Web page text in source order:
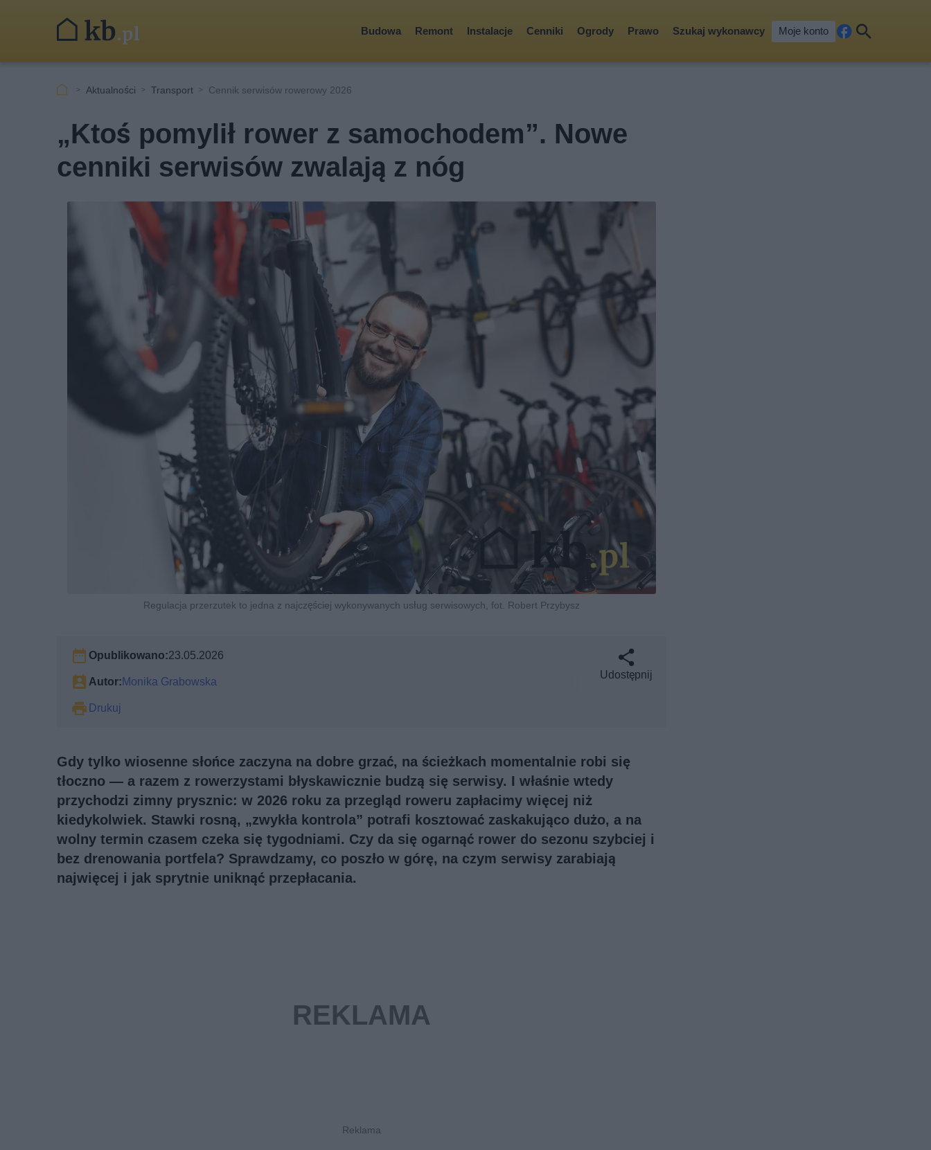
Budowa Remont Instalacje Cenniki Ogrody Prawo Szukaj wykonawcy Moje konto
cebkaj
Aktualności Transport Cennik serwisów rowerowy 2026
„Ktoś pomylił rower z samochodem”. Nowe
cenniki serwisów zwalają z nóg
Regulacja przerzutek to jedna z najczęściej wykonywanych usług serwisowych, fot. Robert Przybysz
Opublikowano:23.05.2026
Autor:Monika Grabowska
Drukuj
Udostępnij
Gdy tylko wiosenne słońce zaczyna na dobre grzać, na ścieżkach momentalnie robi się
tłoczno — a razem z rowerzystami błyskawicznie budzą się serwisy. I właśnie wtedy
przychodzi zimny prysznic: w 2026 roku za przegląd roweru zapłacimy więcej niż
kiedykolwiek. Stawki rosną, „zwykła kontrola” potrafi kosztować zaskakująco dużo, a na
wolny termin czasem czeka się tygodniami. Czy da się ogarnąć rower do sezonu szybciej i
bez drenowania portfela? Sprawdzamy, co poszło w górę, na czym serwisy zarabiają
najwięcej i jak sprytnie uniknąć przepłacania.